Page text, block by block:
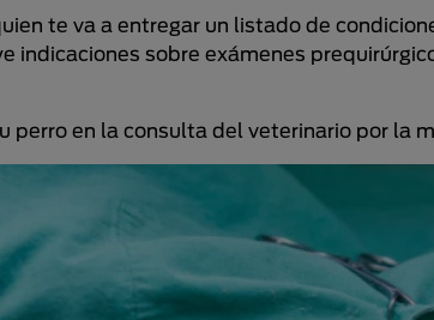
te va a entregar un listado de
indicaciones sobre exámenes
perro en la consulta del veterinario por la